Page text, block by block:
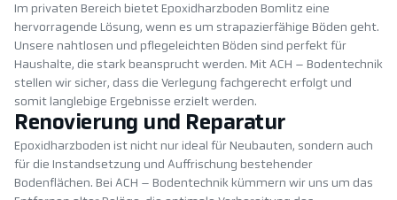
Im privaten Bereich bietet Epoxidharzboden Bomlitz eine
hervorragende Lösung, wenn es um strapazierfähige Böden geht.
Unsere nahtlosen und pflegeleichten Böden sind perfekt für
Haushalte, die stark beansprucht werden. Mit ACH – Bodentechnik
stellen wir sicher, dass die Verlegung fachgerecht erfolgt und
somit langlebige Ergebnisse erzielt werden.
Renovierung und Reparatur
Epoxidharzboden ist nicht nur ideal für Neubauten, sondern auch
für die Instandsetzung und Auffrischung bestehender
Bodenflächen. Bei ACH – Bodentechnik kümmern wir uns um das